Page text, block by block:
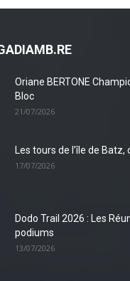
Oriane BERTONE
Bloc
21/07/2026
Les tours de l’île de Batz,
17/07/2026
Dodo Trail 2026 : Les
podiums
13/07/2026